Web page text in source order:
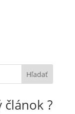
Hľadať
článok ?